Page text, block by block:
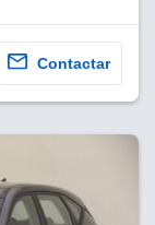
Contactar